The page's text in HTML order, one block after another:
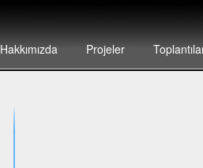
Hakkımızda Projeler